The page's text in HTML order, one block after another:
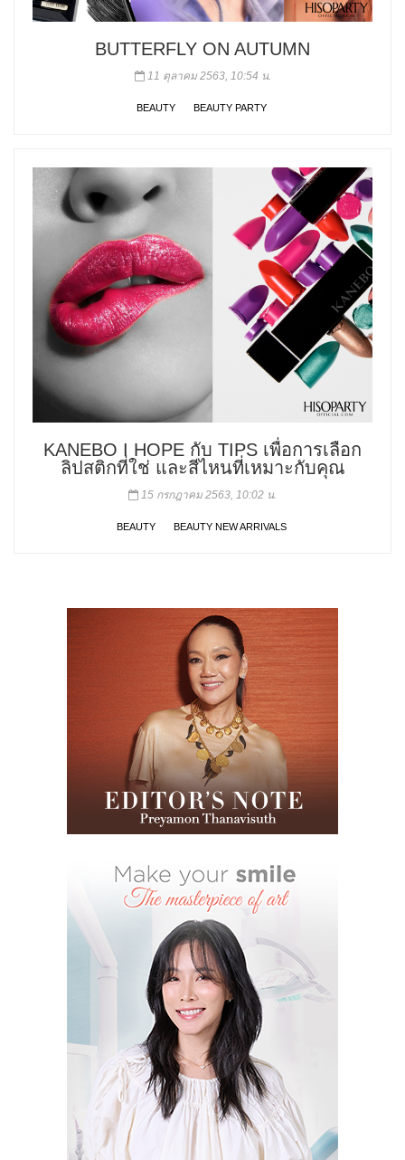
BUTTERFLY ON AUTUMN
11 ตุลาคม 2563, 10:54 น.
BEAUTY BEAUTY PARTY
KANEBO I HOPE กับ TIPS เพื่อการเลือก
ลิปสติกที่ใช่ และสีไหนที่เหมาะกับคุณ
15 กรกฎาคม 2563, 10:02 น.
BEAUTY BEAUTY NEW ARRIVALS